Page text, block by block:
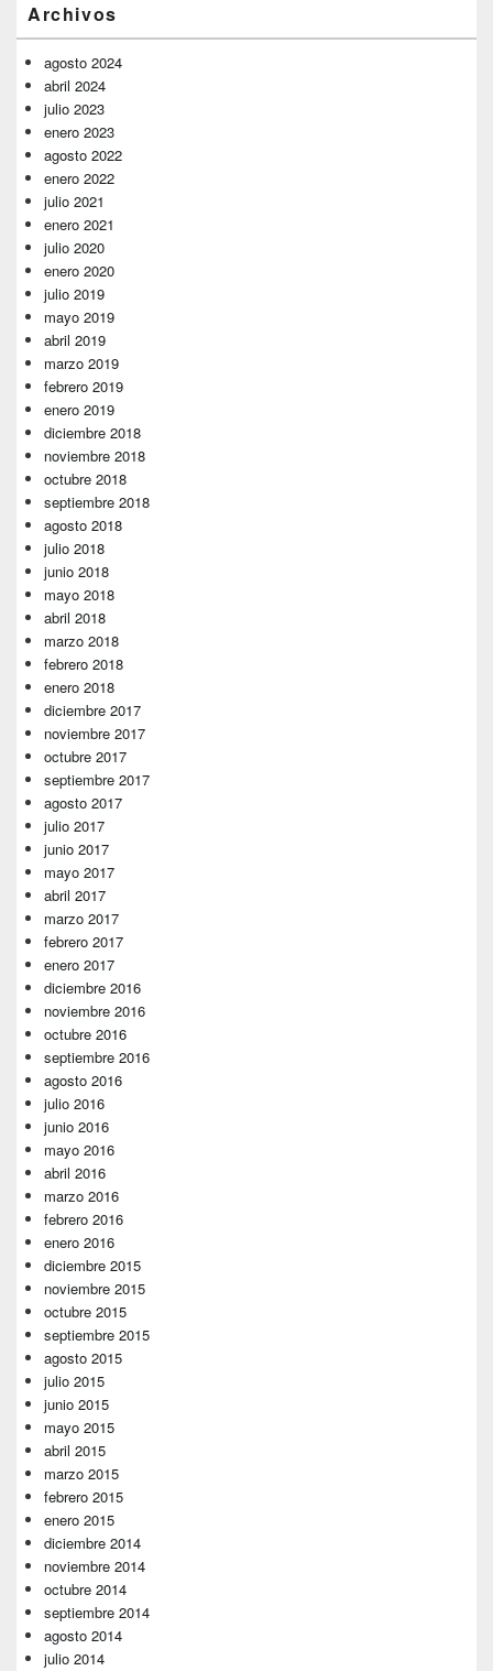
lateral
primaria
Archivos
agosto 2024
abril 2024
julio 2023
enero 2023
agosto 2022
enero 2022
julio 2021
enero 2021
julio 2020
enero 2020
julio 2019
mayo 2019
abril 2019
marzo 2019
febrero 2019
enero 2019
diciembre 2018
noviembre 2018
octubre 2018
septiembre 2018
agosto 2018
julio 2018
junio 2018
mayo 2018
abril 2018
marzo 2018
febrero 2018
enero 2018
diciembre 2017
noviembre 2017
octubre 2017
septiembre 2017
agosto 2017
julio 2017
junio 2017
mayo 2017
abril 2017
marzo 2017
febrero 2017
enero 2017
diciembre 2016
noviembre 2016
octubre 2016
septiembre 2016
agosto 2016
julio 2016
junio 2016
mayo 2016
abril 2016
marzo 2016
febrero 2016
enero 2016
diciembre 2015
noviembre 2015
octubre 2015
septiembre 2015
agosto 2015
julio 2015
junio 2015
mayo 2015
abril 2015
marzo 2015
febrero 2015
enero 2015
diciembre 2014
noviembre 2014
octubre 2014
septiembre 2014
agosto 2014
julio 2014